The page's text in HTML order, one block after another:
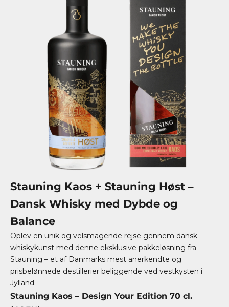
Stauning Kaos + Stauning Høst –
Dansk Whisky med Dybde og
Balance
Oplev en unik og velsmagende rejse gennem dansk
whiskykunst med denne eksklusive pakkeløsning fra
Stauning – et af Danmarks mest anerkendte og
prisbelønnede destillerier beliggende ved vestkysten i
Jylland.
Stauning Kaos – Design Your Edition 70 cl.